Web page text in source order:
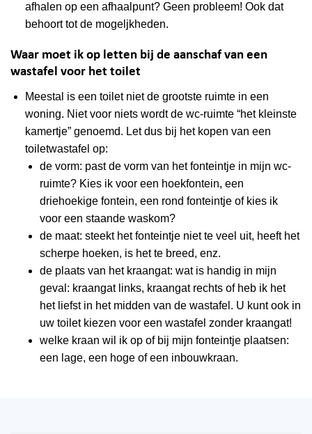
afhalen op een afhaalpunt? Geen probleem! Ook dat
behoort tot de mogeljkheden.
Waar moet ik op letten bij de aanschaf van een
wastafel voor het toilet
Meestal is een toilet niet de grootste ruimte in een
woning. Niet voor niets wordt de wc-ruimte “het kleinste
kamertje” genoemd. Let dus bij het kopen van een
toiletwastafel op:
de vorm: past de vorm van het fonteintje in mijn wc-
ruimte? Kies ik voor een hoekfontein, een
driehoekige fontein, een rond fonteintje of kies ik
voor een staande waskom?
de maat: steekt het fonteintje niet te veel uit, heeft het
scherpe hoeken, is het te breed, enz.
de plaats van het kraangat: wat is handig in mijn
geval: kraangat links, kraangat rechts of heb ik het
het liefst in het midden van de wastafel. U kunt ook in
uw toilet kiezen voor een wastafel zonder kraangat!
welke kraan wil ik op of bij mijn fonteintje plaatsen:
een lage, een hoge of een inbouwkraan.